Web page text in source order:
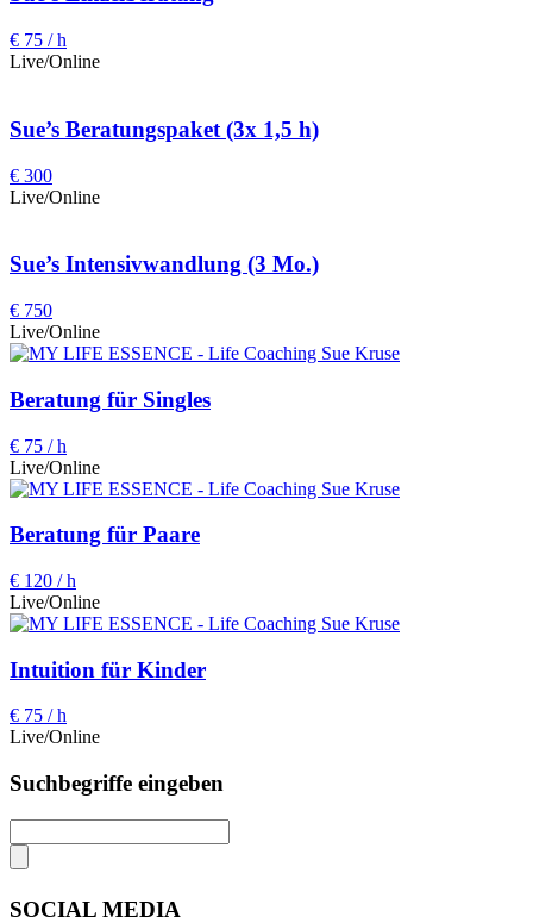
€ 75 / h
Live/Online
Sue’s Beratungspaket (3x 1,5 h)
€ 300
Live/Online
Sue’s Intensivwandlung (3 Mo.)
€ 750
Live/Online
Beratung für Singles
€ 75 / h
Live/Online
Beratung für Paare
€ 120 / h
Live/Online
Intuition für Kinder
€ 75 / h
Live/Online
Suchbegriffe eingeben
SOCIAL MEDIA